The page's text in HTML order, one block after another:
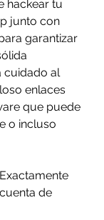
hackear tu
junto con
garantizar
cuidado al
enlaces
que puede
o incluso
de